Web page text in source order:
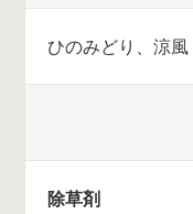
ひのみどり、涼風
除草剤